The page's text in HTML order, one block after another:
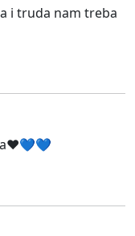
i truda nam treba